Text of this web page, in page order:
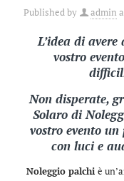
Published by admin
L’idea di
vostro
Non disperate,
Solaro di
vostro evento
con luci e
Noleggio palchi è